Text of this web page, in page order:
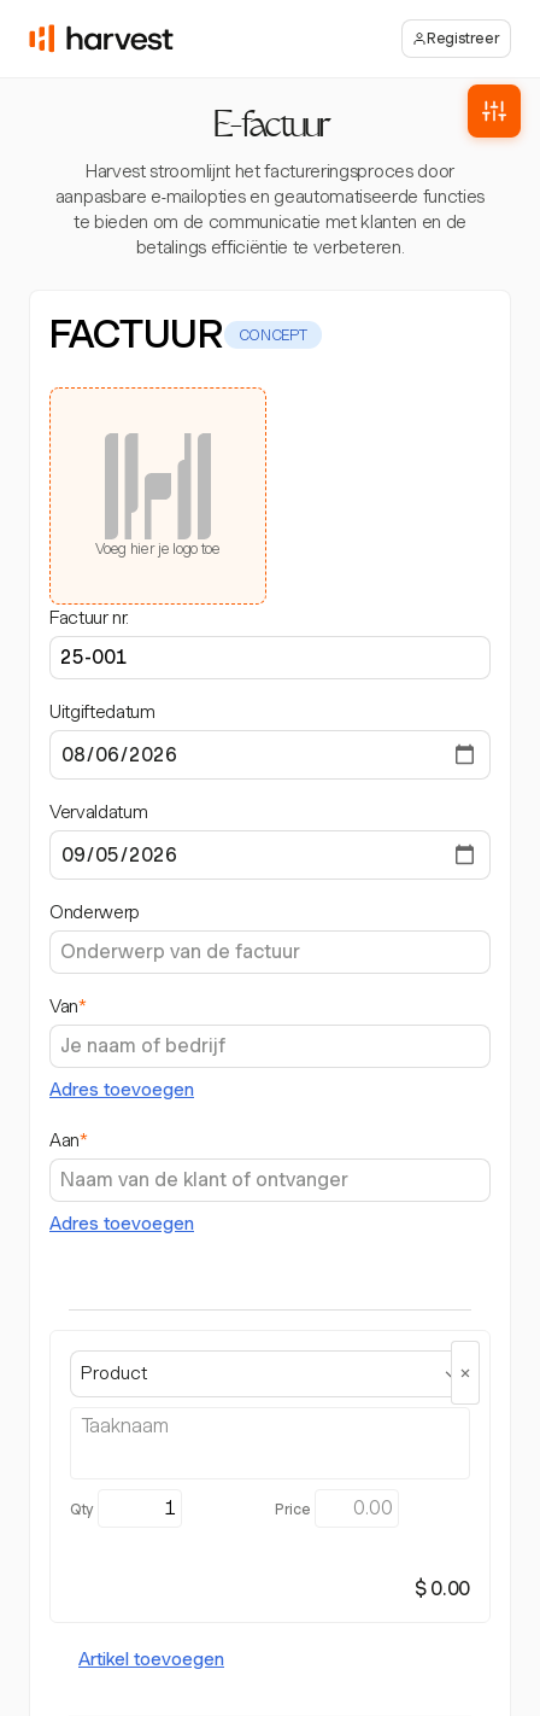
Registreer
E-factuur
Harvest stroomlijnt het factureringsproces door
aanpasbare e-mailopties en geautomatiseerde functies
te bieden om de communicatie met klanten en de
betalings efficiëntie te verbeteren.
FACTUUR CONCEPT
Voeg hier je logo toe
Factuur nr.
Uitgiftedatum
Vervaldatum
Onderwerp
Van*
Adres toevoegen
Aan*
Adres toevoegen
Product
$ 0.00
Artikel toevoegen